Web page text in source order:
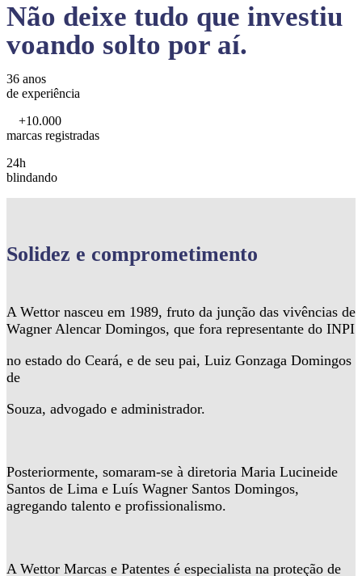
Não deixe tudo que investiu
voando solto por aí.
36 anos
de experiência
+10.000
marcas registradas
24h
blindando
Solidez e comprometimento
A Wettor nasceu em 1989, fruto da junção das vivências de
Wagner Alencar Domingos, que fora representante do INPI
no estado do Ceará, e de seu pai, Luiz Gonzaga Domingos
de
Souza, advogado e administrador.
Posteriormente, somaram-se à diretoria Maria Lucineide
Santos de Lima e Luís Wagner Santos Domingos,
agregando talento e profissionalismo.
A Wettor Marcas e Patentes é especialista na proteção de